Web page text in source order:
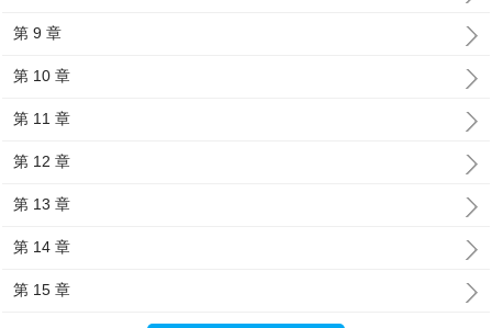
第 9 章
第 10 章
第 11 章
第 12 章
第 13 章
第 14 章
第 15 章